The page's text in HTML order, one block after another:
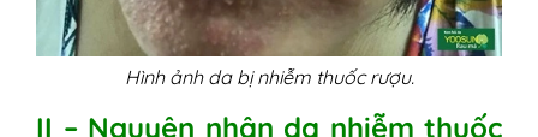
Hình ảnh da bị nhiễm thuốc rượu.
II – Nguyên nhân da nhiễm thuốc